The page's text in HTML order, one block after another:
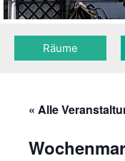
Räume
« Alle